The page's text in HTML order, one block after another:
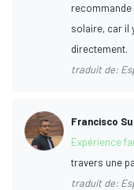
recommande
solaire, car il
directement.
traduit de:
Francisco
Expérience
travers une
traduit de: